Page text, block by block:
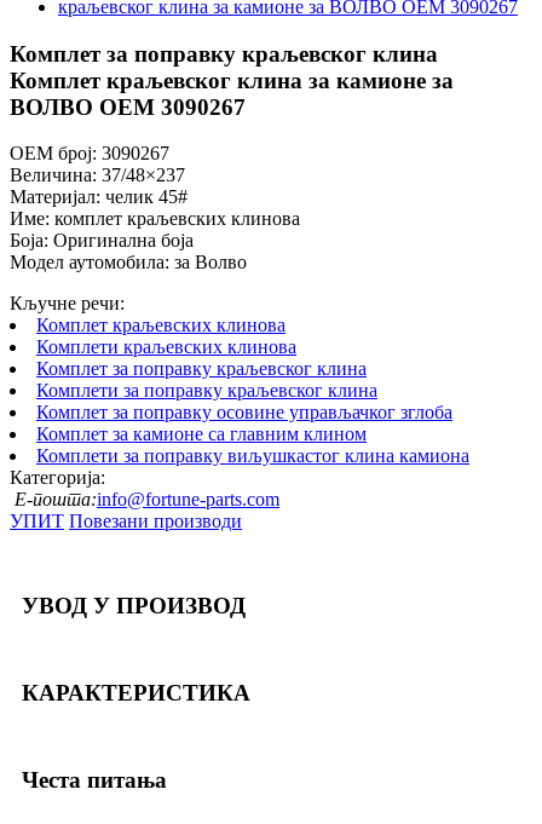
Комплет за поправку краљевског клина
Комплет краљевског клина за камионе за
ВОЛВО ОЕМ 3090267
ОЕМ број: 3090267
Величина: 37/48×237
Материјал: челик 45#
Име: комплет краљевских клинова
Боја: Оригинална боја
Модел аутомобила: за Волво
Кључне речи:
Комплет краљевских клинова
Комплети краљевских клинова
Комплет за поправку краљевског клина
Комплети за поправку краљевског клина
Комплет за поправку осовине управљачког зглоба
Комплет за камионе са главним клином
Комплети за поправку виљушкастог клина камиона
Категорија:
Е-пошта:info@fortune-parts.com
УПИТ Повезани производи
УВОД У ПРОИЗВОД
КАРАКТЕРИСТИКА
Честа питања